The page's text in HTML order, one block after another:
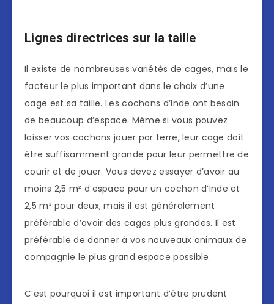
Lignes directrices sur la taille
Il existe de nombreuses variétés de cages, mais le
facteur le plus important dans le choix d’une
cage est sa taille. Les cochons d’Inde ont besoin
de beaucoup d’espace. Même si vous pouvez
laisser vos cochons jouer par terre, leur cage doit
être suffisamment grande pour leur permettre de
courir et de jouer. Vous devez essayer d’avoir au
moins 2,5 m² d’espace pour un cochon d’Inde et
2,5 m² pour deux, mais il est généralement
préférable d’avoir des cages plus grandes. Il est
préférable de donner à vos nouveaux animaux de
compagnie le plus grand espace possible.
C’est pourquoi il est important d’être prudent